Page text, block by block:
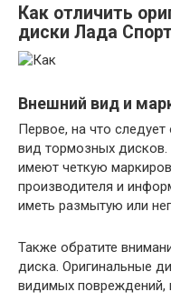
Как отличить
диски Лада
Внешний вид и
Первое, на что
вид тормозных
имеют четкую
производителя и
иметь размытую или
Также обратите
диска. Оригинальные
видимых повреждений,